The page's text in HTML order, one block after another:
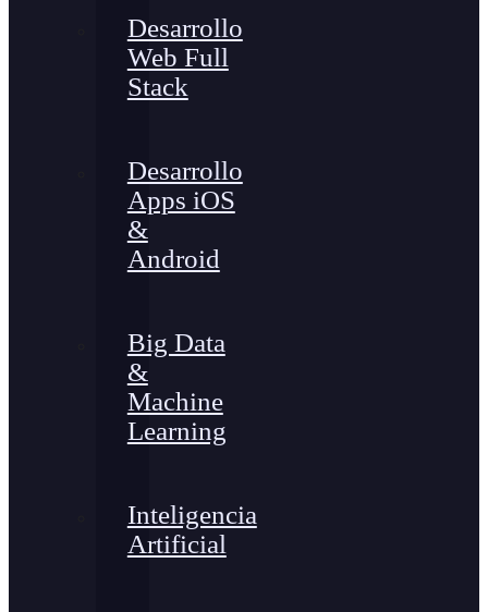
Desarrollo
Web Full
Stack
Desarrollo
Apps iOS
&
Android
Big Data
&
Machine
Learning
Inteligencia
Artificial